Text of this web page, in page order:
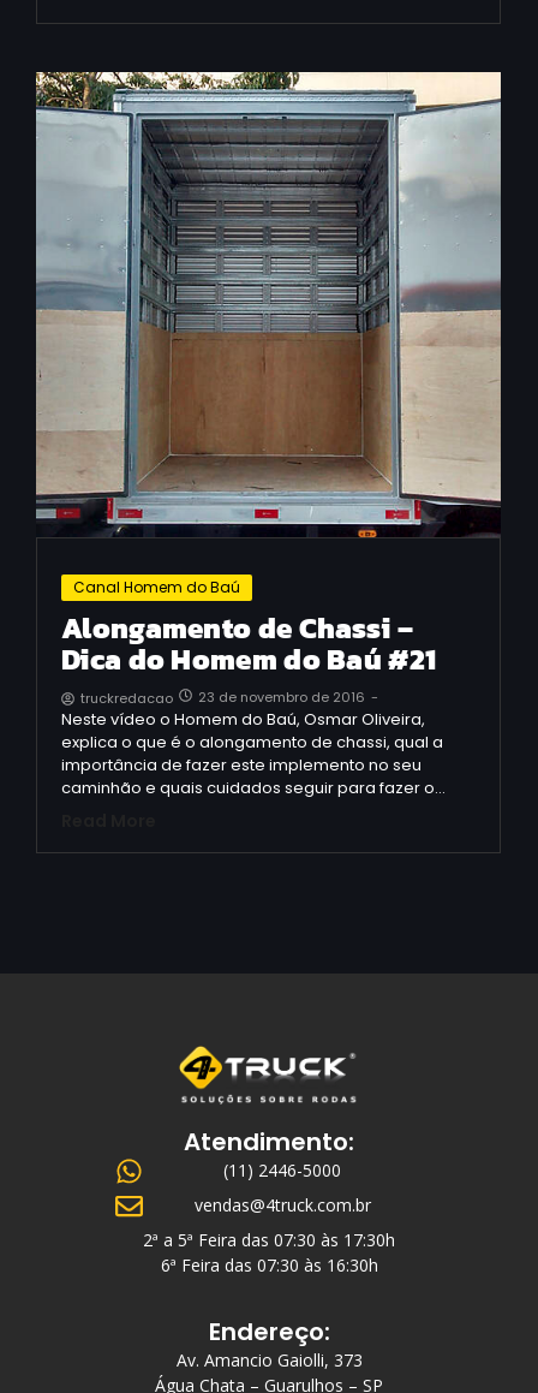
Canal Homem do Baú
Alongamento de Chassi –
Dica do Homem do Baú #21
truckredacao 23 de novembro de 2016 -
Neste vídeo o Homem do Baú, Osmar Oliveira,
explica o que é o alongamento de chassi, qual a
importância de fazer este implemento no seu
caminhão e quais cuidados seguir para fazer o…
Atendimento:
(11) 2446-5000
vendas@4truck.com.br
2ª a 5ª Feira das 07:30 às 17:30h
6ª Feira das 07:30 às 16:30h
Endereço:
Av. Amancio Gaiolli, 373
Água Chata – Guarulhos – SP